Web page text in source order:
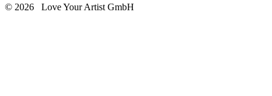
© 2026 Love Your Artist GmbH